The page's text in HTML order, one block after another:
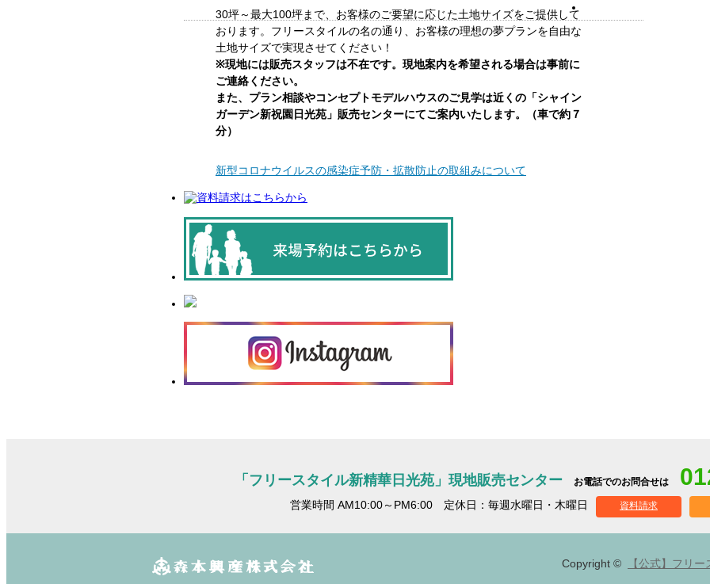
30坪～最大100坪まで、お客様のご要望に応じた土地サイズをご提供して
おります。フリースタイルの名の通り、お客様の理想の夢プランを自由な
土地サイズで実現させてください！
※現地には販売スタッフは不在です。現地案内を希望される場合は事前に
ご連絡ください。
また、プラン相談やコンセプトモデルハウスのご見学は近くの「シャイン
ガーデン新祝園日光苑」販売センターにてご案内いたします。（車で約７
分）
新型コロナウイルスの感染症予防・拡散防止の取組みについて
「フリースタイル新精華日光苑」現地販売センター お電話でのお問合せは
営業時間 AM10:00～PM6:00 定休日：毎週水曜日・木曜日 資料請求
Copyright © 【公式】フリ